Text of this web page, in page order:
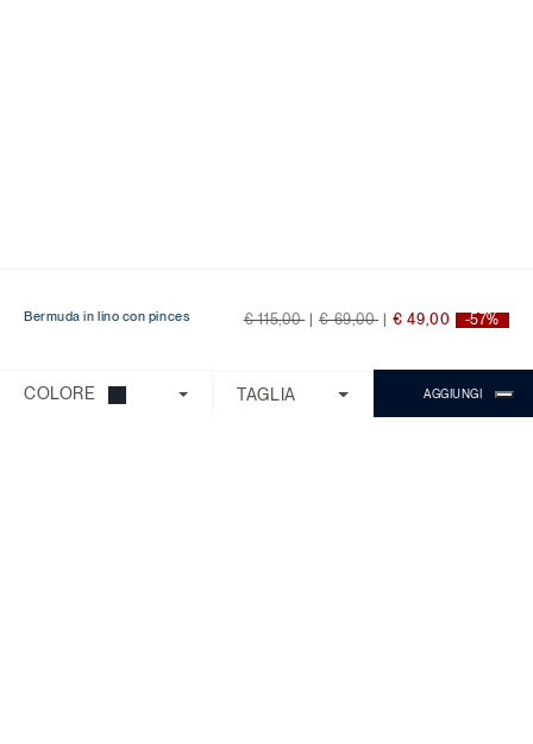
Bermuda in lino con pinces Price reduced from
€ 115,00 to| Price reduced from
€ 69,00 to| € 49,00 -57%
COLORE TAGLIA AGGIUNGI